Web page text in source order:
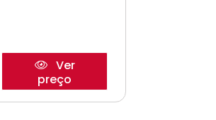
Ver
preço